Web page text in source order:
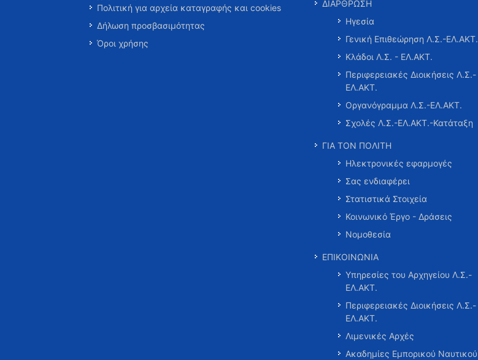
Πολιτική για αρχεία καταγραφής και cookies
Δήλωση προσβασιμότητας
Όροι χρήσης
ΔΙΑΡΘΡΩΣΗ
Ηγεσία
Γενική Επιθεώρηση Λ.Σ.-ΕΛ.ΑΚΤ.
Κλάδοι Λ.Σ. - ΕΛ.ΑΚΤ.
Περιφερειακές Διοικήσεις Λ.Σ.-
ΕΛ.ΑΚΤ.
Οργανόγραμμα Λ.Σ.-ΕΛ.ΑΚΤ.
Σχολές Λ.Σ.-ΕΛ.ΑΚΤ.-Κατάταξη
ΓΙΑ ΤΟΝ ΠΟΛΙΤΗ
Ηλεκτρονικές εφαρμογές
Σας ενδιαφέρει
Στατιστικά Στοιχεία
Κοινωνικό Έργο - Δράσεις
Νομοθεσία
ΕΠΙΚΟΙΝΩΝΙΑ
Υπηρεσίες του Αρχηγείου Λ.Σ.-
ΕΛ.ΑΚΤ.
Περιφερειακές Διοικήσεις Λ.Σ.-
ΕΛ.ΑΚΤ.
Λιμενικές Αρχές
Ακαδημίες Εμπορικού Ναυτικού